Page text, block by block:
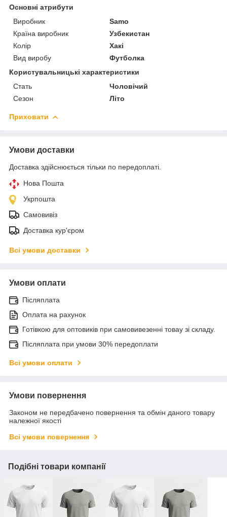
Основні атрибути
Виробник
Samo
Країна виробник
Узбекистан
Колір
Хакі
Вид виробу
Футболка
Користувальницькі характеристики
Стать
Чоловічий
Сезон
Літо
Приховати
Умови доставки
Доставка здійснюється тільки по передоплаті.
Нова Пошта
Укрпошта
Самовивіз
Доставка кур'єром
Всі умови доставки
Умови оплати
Післяплата
Оплата на рахунок
Готівкою для оптовиків при самовивезенні товау зі складу.
Післяплата при умови 30% передоплати
Всі умови оплати
Умови повернення
Законом не передбачено повернення та обмін даного товару
належної якості
Всі умови повернення
Подібні товари компанії